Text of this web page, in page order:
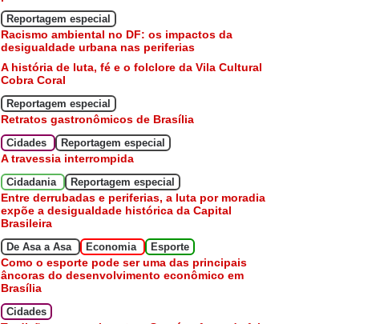
Reportagem especial
Racismo ambiental no DF: os impactos da
desigualdade urbana nas periferias
A história de luta, fé e o folclore da Vila Cultural
Cobra Coral
Reportagem especial
Retratos gastronômicos de Brasília
Cidades Reportagem especial
A travessia interrompida
Cidadania Reportagem especial
Entre derrubadas e periferias, a luta por moradia
expõe a desigualdade histórica da Capital
Brasileira
De Asa a Asa Economia Esporte
Como o esporte pode ser uma das principais
âncoras do desenvolvimento econômico em
Brasília
Cidades